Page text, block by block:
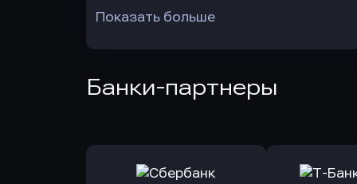
Показать больше
Банки-партнеры